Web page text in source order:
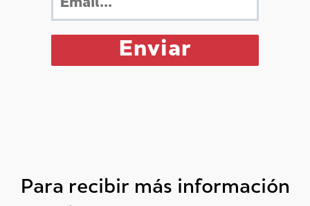
Para recibir más información